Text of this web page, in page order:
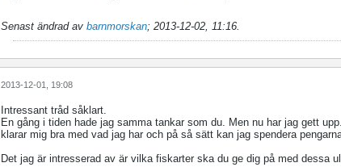
Senast ändrad av barnmorskan; 2013-12-02, 11:16.
2013-12-01, 19:08
Intressant tråd såklart.
En gång i tiden hade jag samma tankar som du. Men nu har jag gett
klarar mig bra med vad jag har och på så sätt kan jag spendera
Det jag är intresserad av är vilka fiskarter ska du ge dig på med dessa